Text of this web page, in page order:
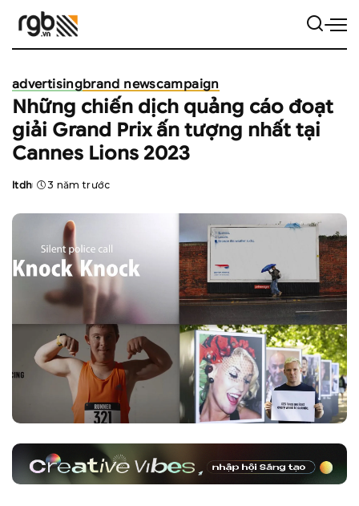
advertisingbrand newscampaign
Những chiến dịch quảng cáo đoạt
giải Grand Prix ấn tượng nhất tại
Cannes Lions 2023
Posted
ltdh 3 năm trước